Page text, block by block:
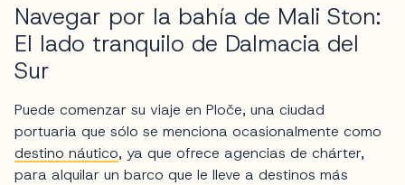
Navegar por la bahía de Mali Ston:
El lado tranquilo de Dalmacia del
Sur
Puede comenzar su viaje en Ploče, una ciudad
portuaria que sólo se menciona ocasionalmente como
destino náutico, ya que ofrece agencias de chárter,
para alquilar un barco que le lleve a destinos más